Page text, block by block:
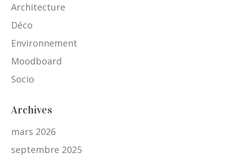
Architecture
Déco
Environnement
Moodboard
Socio
Archives
mars 2026
septembre 2025